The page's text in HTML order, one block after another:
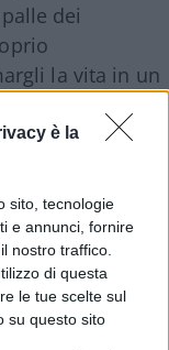
è la
sito, tecnologie
e annunci, fornire
nostro traffico.
di questa
le tue scelte sul
su questo sito
dei
la vita in un
“Io non sono
ha spiegato
Ma in questo
di farli
a farlo, fino